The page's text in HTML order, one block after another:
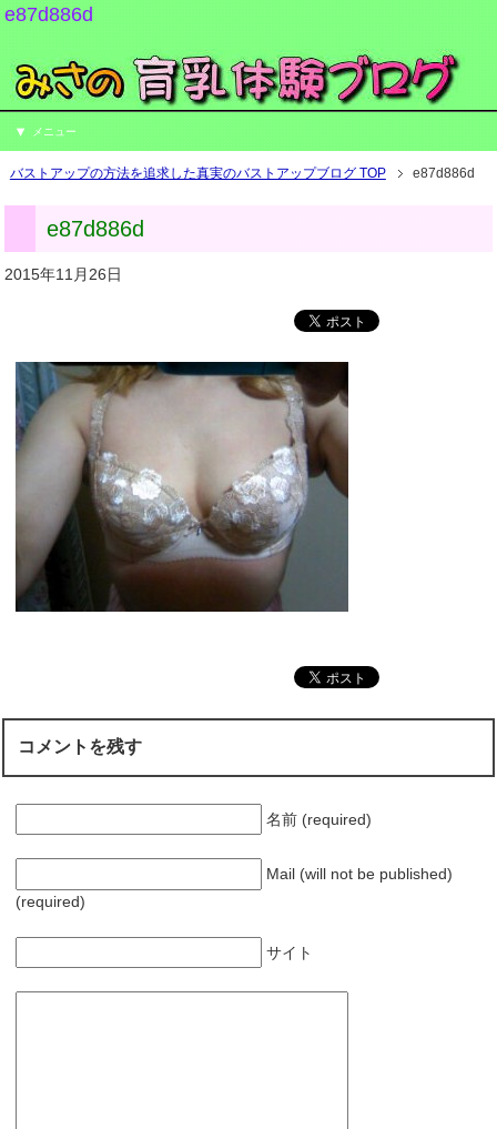
e87d886d
メニュー
バストアップの方法を追求した真実のバストアップブログ TOP e87d886d
e87d886d
2015年11月26日
コメントを残す
名前 (required)
Mail (will not be published)
(required)
サイト